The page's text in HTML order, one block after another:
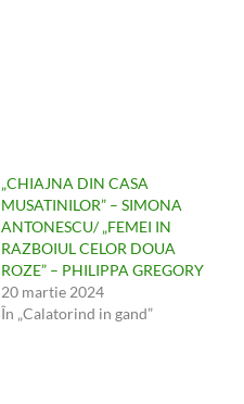
„CHIAJNA DIN CASA
MUSATINILOR” – SIMONA
ANTONESCU/ „FEMEI IN
RAZBOIUL CELOR DOUA
ROZE” – PHILIPPA GREGORY
20 martie 2024
În „Calatorind in gand”